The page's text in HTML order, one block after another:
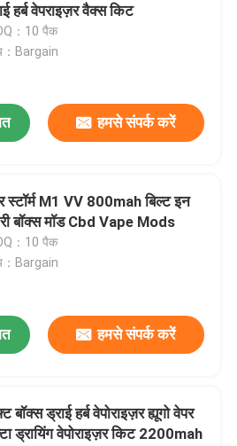
हर्ब वेपराइज़र वैक्स किट
：10 पैक
：Bargain
हमसे संपर्क करें
स्टॉर्म M1 VV 800mah बिल्ट इन
बॉक्स मॉड Cbd Vape Mods
：10 पैक
：Bargain
हमसे संपर्क करें
बॉक्स ड्राई हर्ब वेपोराइज़र ह्यूगो वेपर
ड्रायिंग वेपोराइज़र किट 2200mah